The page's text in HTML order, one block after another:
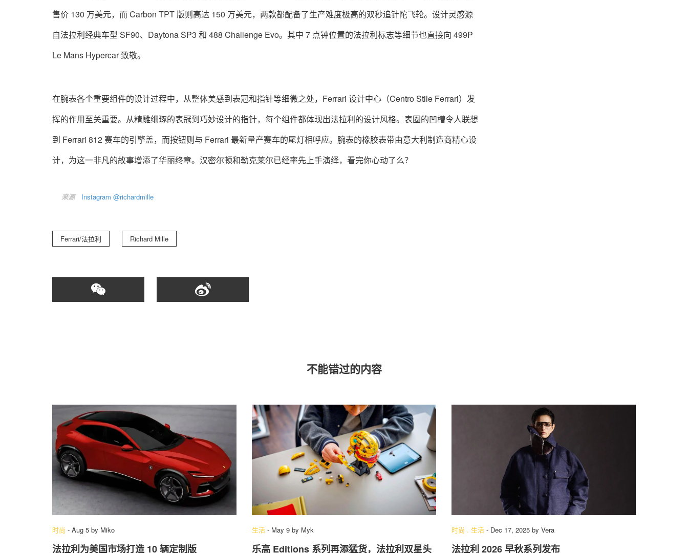
售价 130 万美元，而 Carbon TPT 版则高达 150 万美元，两款都配备了生产难度极高的双秒追针陀飞轮。设计灵感源
自法拉利经典车型 SF90、Daytona SP3 和 488 Challenge Evo。其中 7 点钟位置的法拉利标志等细节也直接向 499P
Le Mans Hypercar 致敬。
在腕表各个重要组件的设计过程中，从整体美感到表冠和指针等细微之处，Ferrari 设计中心（Centro Stile Ferrari）发
挥的作用至关重要。从精雕细琢的表冠到巧妙设计的指针，每个组件都体现出法拉利的设计风格。表圈的凹槽令人联想
到 Ferrari 812 赛车的引擎盖，而按钮则与 Ferrari 最新量产赛车的尾灯相呼应。腕表的橡胶表带由意大利制造商精心设
计，为这一非凡的故事增添了华丽终章。汉密尔顿和勒克莱尔已经率先上手演绎，看完你心动了么？
来源 Instagram @richardmille
Ferrari/法拉利 Richard Mille
不能错过的内容
时尚 - Aug 5 by Miko
法拉利为美国市场打造 10 辆定制版
生活 - May 9 by Myk
乐高 Editions 系列再添猛货，法拉利双星头
时尚 . 生活 - Dec 17, 2025 by Vera
法拉利 2026 早秋系列发布